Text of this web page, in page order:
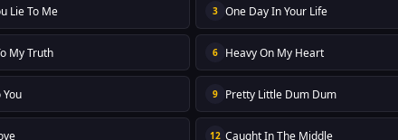
Lie To Me 3 One Day In Your Life
My Truth 6 Heavy On My Heart
You 9 Pretty Little Dum Dum
12 Caught In The Middle